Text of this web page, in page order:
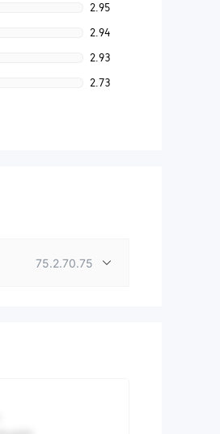
2.95
2.94
2.93
2.73
75.2.70.75